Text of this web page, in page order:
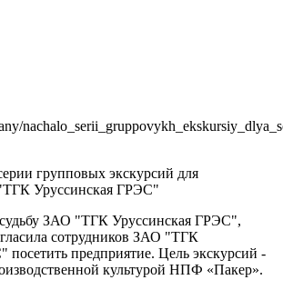
групповых экскурсий для
Уруссинская ГРЭС"
ЗАО "ТГК Уруссинская ГРЭС",
сотрудников ЗАО "ТГК
посетить предприятие. Цель экскурсий -
культурой НПФ «Пакер».